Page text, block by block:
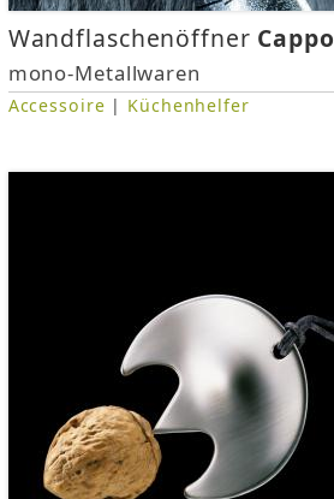
r
Wandflaschenöffner Cappo
mono-Metallwaren
Accessoire | Küchenhelfer